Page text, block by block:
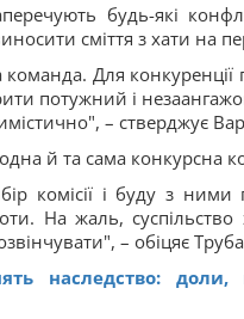
будь-які
сміття з хати на
Для конкуренції
потужний і
– стверджує
й та сама конкурсна
комісії і буду з ними
На жаль,
– обіцяє
наследство: доли,